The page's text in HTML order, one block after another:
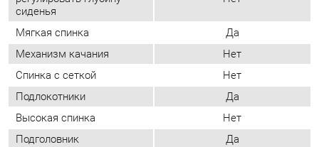
Высокая спинка
Подголовник
Да
Возможность
регулировать высоту
спинки
Нет
Тип сидения Мягкий
Для кого
Для детей
Ширина сиденья, мм
470